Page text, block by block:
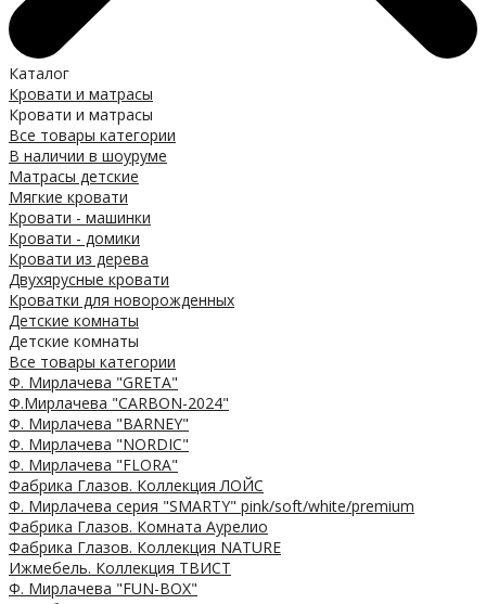
Каталог
Кровати и матрасы
Кровати и матрасы
Все товары категории
В наличии в шоуруме
Матрасы детские
Мягкие кровати
Кровати - машинки
Кровати - домики
Кровати из дерева
Двухярусные кровати
Кроватки для новорожденных
Детские комнаты
Детские комнаты
Все товары категории
Ф. Мирлачева "GRETA"
Ф.Мирлачева "CARBON-2024"
Ф. Мирлачева "BARNEY"
Ф. Мирлачева "NORDIC"
Ф. Мирлачева "FLORA"
Фабрика Глазов. Коллекция ЛОЙС
Ф. Мирлачева серия "SMARTY" pink/soft/white/premium
Фабрика Глазов. Комната Аурелио
Фабрика Глазов. Коллекция NATURE
Ижмебель. Коллекция ТВИСТ
Ф. Мирлачева "FUN-BOX"